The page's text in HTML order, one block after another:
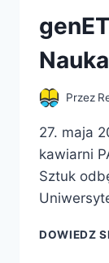
Przez
27. maja
kawiarni
Sztuk
DOWIEDZ